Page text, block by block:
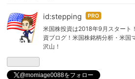
id:stepping はて
なブ
ログ
米国株投資は2018年9月スタート
資ブログ！米国株銘柄分析・米国
沢山！
@momiage0088をフォロー